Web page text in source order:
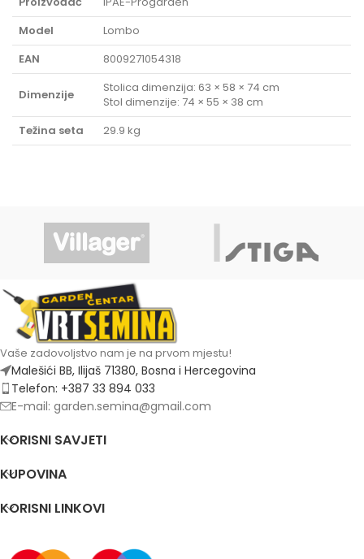
Model
Lombo
EAN
8009271054318
Dimenzije
Stolica dimenzija: 63 × 58 × 74 cm
Stol dimenzije: 74 × 55 × 38 cm
Težina seta
29.9 kg
Vaše zadovoljstvo nam je na prvom mjestu!
Malešići BB, Ilijaš 71380, Bosna i Hercegovina
Telefon: +387 33 894 033
E-mail: garden.semina@gmail.com
KORISNI SAVJETI
KUPOVINA
KORISNI LINKOVI